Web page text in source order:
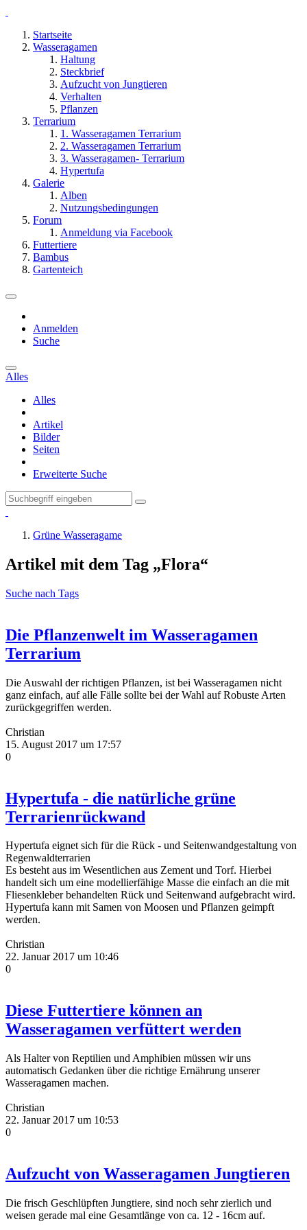
Startseite
Wasseragamen
Haltung
Steckbrief
Aufzucht von Jungtieren
Verhalten
Pflanzen
Terrarium
1. Wasseragamen Terrarium
2. Wasseragamen Terrarium
3. Wasseragamen- Terrarium
Hypertufa
Galerie
Alben
Nutzungsbedingungen
Forum
Anmeldung via Facebook
Futtertiere
Bambus
Gartenteich
Anmelden
Suche
Alles
Alles
Artikel
Bilder
Seiten
Erweiterte Suche
Grüne Wasseragame
Artikel mit dem Tag „Flora“
Suche nach Tags
Die Pflanzenwelt im Wasseragamen
Terrarium
Die Auswahl der richtigen Pflanzen, ist bei Wasseragamen nicht
ganz einfach, auf alle Fälle sollte bei der Wahl auf Robuste Arten
zurückgegriffen werden.
Christian
15. August 2017 um 17:57
0
Hypertufa - die natürliche grüne
Terrarienrückwand
Hypertufa eignet sich für die Rück - und Seitenwandgestaltung von
Regenwaldterrarien
Es besteht aus im Wesentlichen aus Zement und Torf. Hierbei
handelt sich um eine modellierfähige Masse die einfach an die mit
Fliesenkleber behandelten Rück und Seitenwand aufgebracht wird.
Hypertufa kann mit Samen von Moosen und Pflanzen geimpft
werden.
Christian
22. Januar 2017 um 10:46
0
Diese Futtertiere können an
Wasseragamen verfüttert werden
Als Halter von Reptilien und Amphibien müssen wir uns
automatisch Gedanken über die richtige Ernährung unserer
Wasseragamen machen.
Christian
22. Januar 2017 um 10:53
0
Aufzucht von Wasseragamen Jungtieren
Die frisch Geschlüpften Jungtiere, sind noch sehr zierlich und
weisen gerade mal eine Gesamtlänge von ca. 12 - 16cm auf.